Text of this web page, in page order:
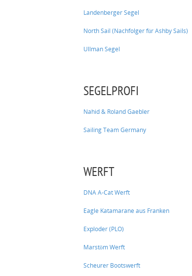
Landenberger Segel
North Sail (Nachfolger für Ashby Sails)
Ullman Segel
SEGELPROFI
Nahid & Roland Gaebler
Sailing Team Germany
WERFT
DNA A-Cat Werft
Eagle Katamarane aus Franken
Exploder (PLO)
Marstöm Werft
Scheurer Bootswerft